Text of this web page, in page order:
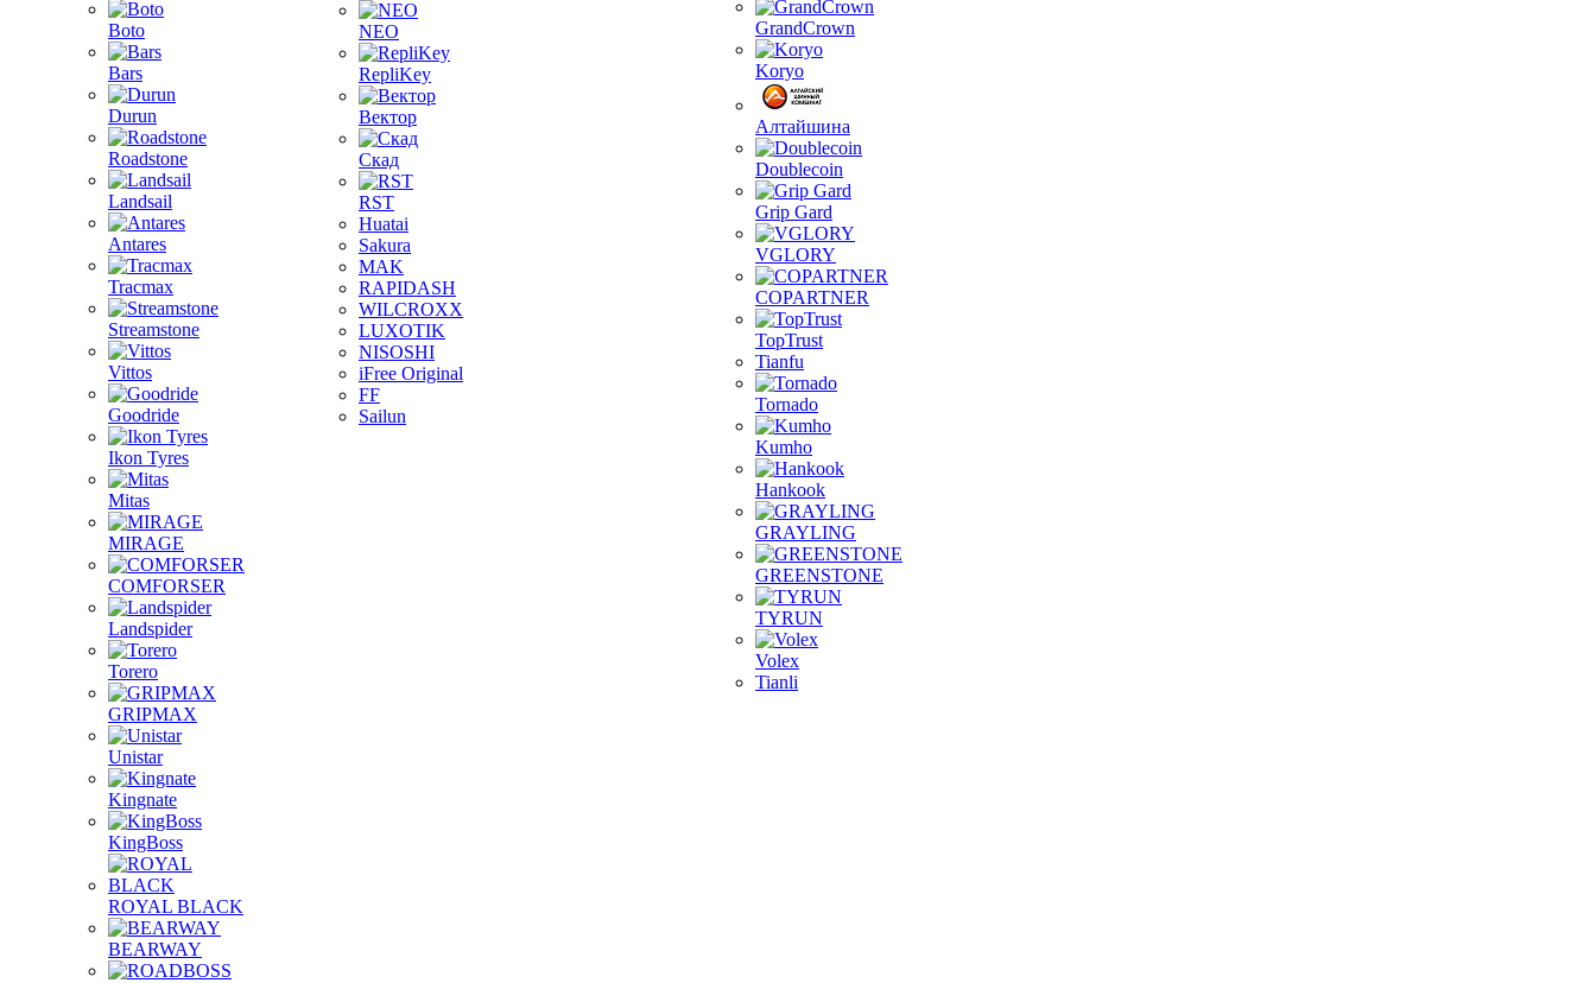
Boto
Bars
Durun
Roadstone
Landsail
Antares
Tracmax
Streamstone
Vittos
Goodride
Ikon Tyres
Mitas
MIRAGE
COMFORSER
Landspider
Torero
GRIPMAX
Unistar
Kingnate
KingBoss
ROYAL BLACK
BEARWAY
NEO
RepliKey
Вектор
Скад
RST
Huatai
Sakura
MAK
RAPIDASH
WILCROXX
LUXOTIK
NISOSHI
iFree Original
FF
Sailun
GrandCrown
Koryo
Алтайшина
Doublecoin
Grip Gard
VGLORY
COPARTNER
TopTrust
Tianfu
Tornado
Kumho
Hankook
GRAYLING
GREENSTONE
TYRUN
Volex
Tianli